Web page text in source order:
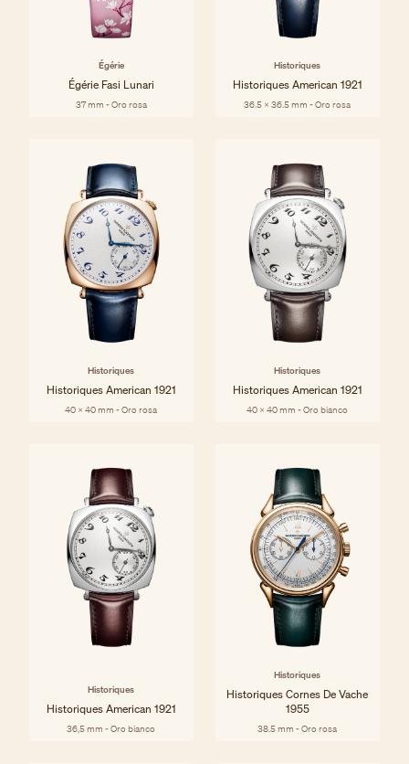
Égérie
Égérie Fasi Lunari
37 mm - Oro rosa
Historiques
Historiques American 1921
36.5 x 36.5 mm - Oro rosa
Historiques
Historiques American 1921
40 x 40 mm - Oro rosa
Historiques
Historiques American 1921
40 x 40 mm - Oro bianco
Historiques
Historiques American 1921
36,5 mm - Oro bianco
Historiques
Historiques Cornes De Vache
1955
38.5 mm - Oro rosa